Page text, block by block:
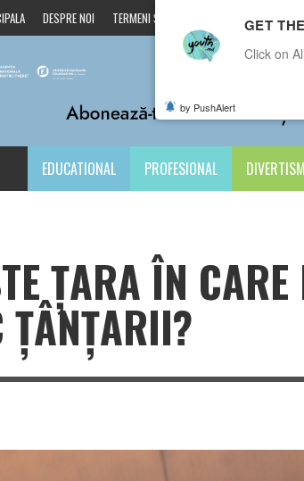
DESPRE NOI TERMENI ȘI CONDIȚII CONTACTE
EDUCATIONAL PROFESIONAL
ȚARA ÎN CARE
ȚÂNȚARII?
GET
Click on
by PushAlert